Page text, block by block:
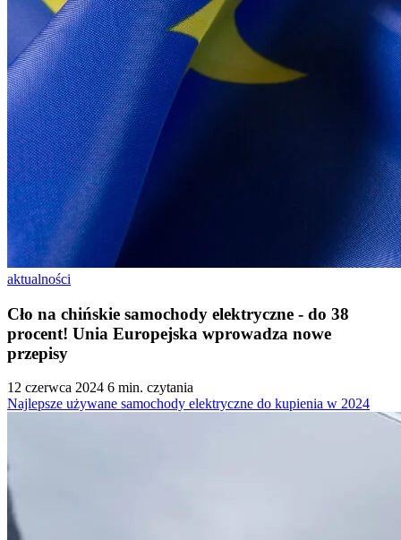
aktualności
Cło na chińskie samochody elektryczne - do 38
procent! Unia Europejska wprowadza nowe
przepisy
12 czerwca 2024 6 min. czytania
Najlepsze używane samochody elektryczne do kupienia w 2024